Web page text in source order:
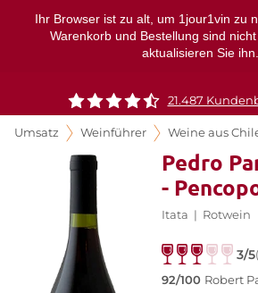
Ihr Browser ist zu alt, um 1jour1vin zu
Warenkorb und Bestellung sind
aktualisieren Sie ihn.
21.487
Umsatz Weinführer Weine aus
Pedro
-
Itata | Rotwein
3/5
92/100 Robert